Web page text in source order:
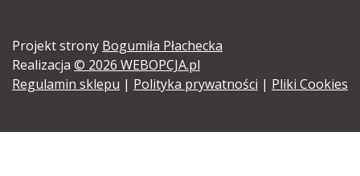
Projekt strony Bogumiła Płachecka
Realizacja © 2026 WEBOPCJA.pl
Regulamin sklepu | Polityka prywatności | Pliki Cookies